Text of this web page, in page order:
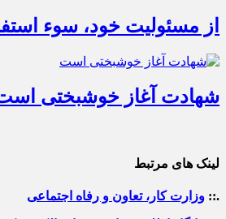
از مسئولیت خود، سوء
شهادت آغاز خوشبختی
لینک های مرتبط
.:: وزارت کار، تعاون و رفاه اجتماعی